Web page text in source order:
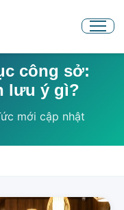
công sở:
lưu ý gì?
mới cập nhật